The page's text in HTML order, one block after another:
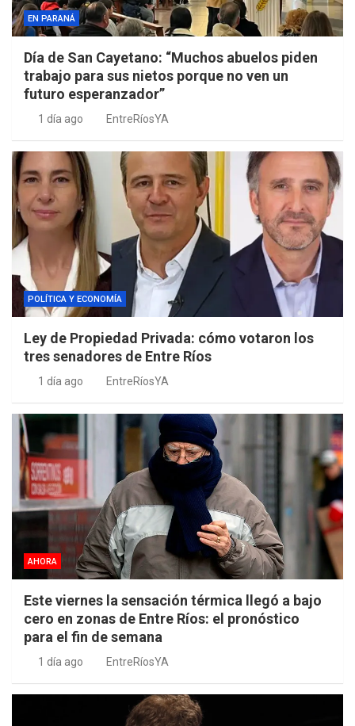
EN PARANÁ
Día de San Cayetano: “Muchos abuelos piden
trabajo para sus nietos porque no ven un
futuro esperanzador”
1 día ago EntreRíosYA
POLÍTICA Y ECONOMÍA
Ley de Propiedad Privada: cómo votaron los
tres senadores de Entre Ríos
1 día ago EntreRíosYA
AHORA
Este viernes la sensación térmica llegó a bajo
cero en zonas de Entre Ríos: el pronóstico
para el fin de semana
1 día ago EntreRíosYA